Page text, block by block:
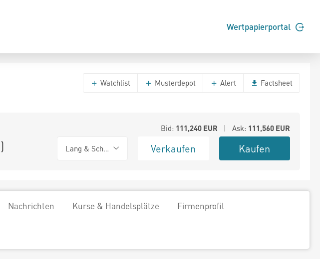
Wertpapierportal
Watchlist Musterdepot Alert Factsheet
Bid: 111,240EUR | Ask: 111,560EUR
) Lang & Schwarz Verkaufen Kaufen
Nachrichten Kurse & Handelsplätze Firmenprofil